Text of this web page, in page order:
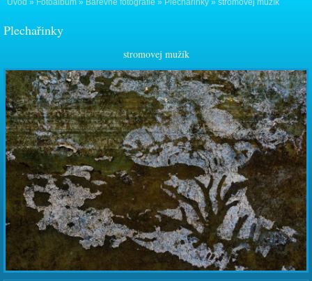
Úvod » Fotoalbum » Barevné fotografie » Plechařinky » stromovej mužík
Plechařinky
stromovej mužík